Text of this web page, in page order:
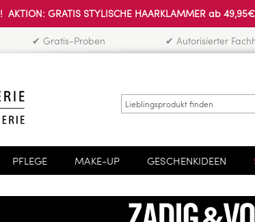
! AKTION: GRATIS STYLISCHE HAARKLAMMER ab
✔ Gratis-Proben ✔ Autorisierter
PFLEGE MAKE-UP GESCHENKIDEEN